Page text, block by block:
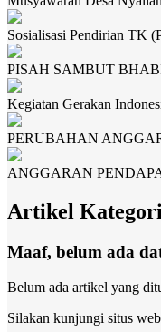
Sosialisasi Pendirian TK
PISAH SAMBUT
Kegiatan Gerakan
PERUBAHAN
ANGGARAN
Artikel
Maaf, belum ada
Belum ada artikel yang
Silakan kunjungi situs